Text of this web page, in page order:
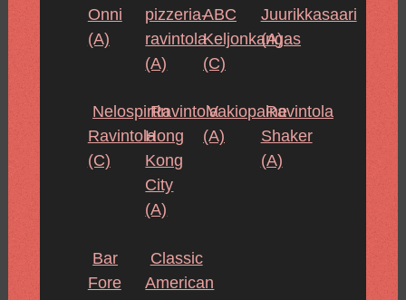
Onni
(A)
pizzeria-
ravintola
(A)
ABC
Keljonkangas
(C)
Juurikkasaari
(A)
Nelospirtin
Ravintola
(C)
Ravintola
Hong
Kong
City
(A)
Vakiopaine
(A)
Ravintola
Shaker
(A)
Bar
Fore
Classic
American